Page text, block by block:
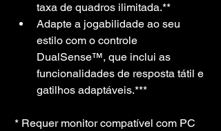
taxa de quadros ilimitada.**
Adapte a jogabilidade ao seu
estilo com o controle
DualSense™, que inclui as
funcionalidades de resposta tátil e
gatilhos adaptáveis.***
* Requer monitor compatível com PC